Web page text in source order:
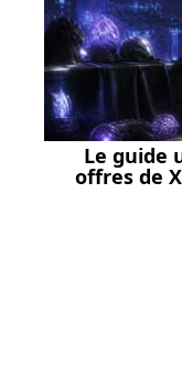
Le guide
offres de